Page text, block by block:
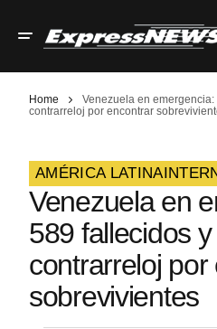
Home
Venezuela en
contrarreloj por encontrar
AMÉRICA LATINA
Venezuela en
589 fallecidos
contrarreloj
sobrevivientes